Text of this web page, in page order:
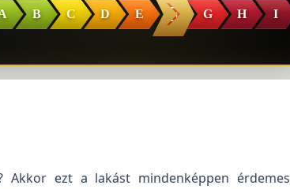
B C D E F G H I
Akkor ezt a lakást mindenképpen érdemes